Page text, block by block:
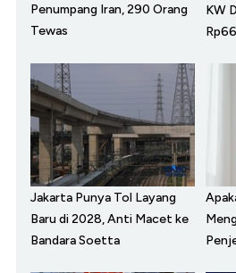
Penumpang Iran, 290 Orang
Tewas
KW
Jakarta Punya Tol Layang
Baru di 2028, Anti Macet ke
Bandara Soetta